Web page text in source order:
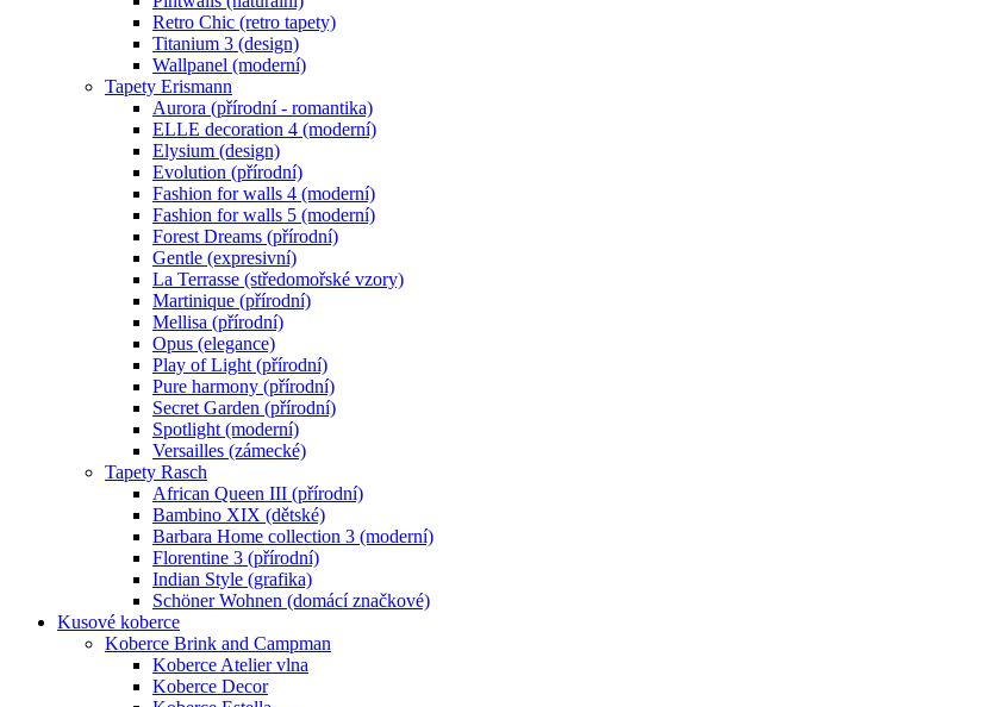
Retro Chic (retro tapety)
Titanium 3 (design)
Wallpanel (moderní)
Tapety Erismann
Aurora (přírodní - romantika)
ELLE decoration 4 (moderní)
Elysium (design)
Evolution (přírodní)
Fashion for walls 4 (moderní)
Fashion for walls 5 (moderní)
Forest Dreams (přírodní)
Gentle (expresivní)
La Terrasse (středomořské vzory)
Martinique (přírodní)
Mellisa (přírodní)
Opus (elegance)
Play of Light (přírodní)
Pure harmony (přírodní)
Secret Garden (přírodní)
Spotlight (moderní)
Versailles (zámecké)
Tapety Rasch
African Queen III (přírodní)
Bambino XIX (dětské)
Barbara Home collection 3 (moderní)
Florentine 3 (přírodní)
Indian Style (grafika)
Schöner Wohnen (domácí značkové)
Kusové koberce
Koberce Brink and Campman
Koberce Atelier vlna
Koberce Decor